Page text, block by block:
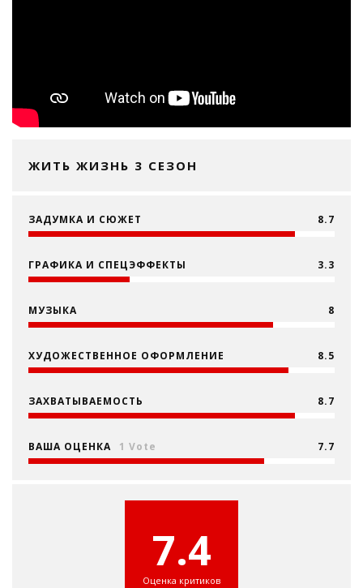
ЖИТЬ ЖИЗНЬ 3 СЕЗОН
ЗАДУМКА И СЮЖЕТ 8.7
ГРАФИКА И СПЕЦЭФФЕКТЫ 3.3
МУЗЫКА 8
ХУДОЖЕСТВЕННОЕ ОФОРМЛЕНИЕ 8.5
ЗАХВАТЫВАЕМОСТЬ 8.7
ВАША ОЦЕНКА 1 Vote 7.7
7.4
Оценка критиков